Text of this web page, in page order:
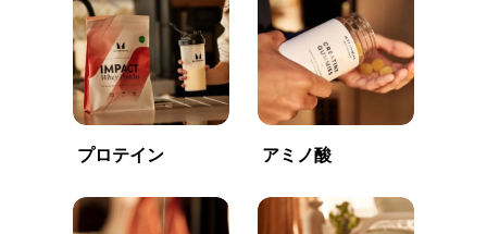
プロテイン アミノ酸